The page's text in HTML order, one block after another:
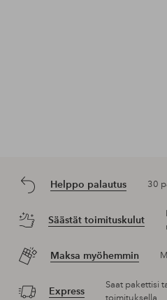
Helppo palautus 30
Säästät toimituskulut
Maksa myöhemmin
Express
Saat pakettisi
toimituksella